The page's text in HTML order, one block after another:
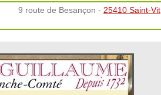
9 route de Besançon - 25410 Saint-Vit